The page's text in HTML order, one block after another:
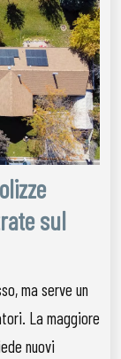
sul
ma serve un
La maggiore
nuovi